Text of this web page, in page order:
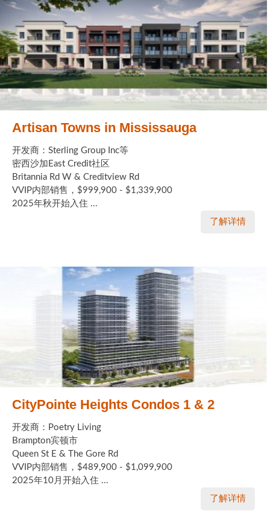
Artisan Towns in Mississauga
开发商：Sterling Group Inc等
密西沙加East Credit社区
Britannia Rd W & Creditview Rd
VVIP内部销售，$999,900 - $1,339,900
2025年秋开始入住 ...
了解详情
CityPointe Heights Condos 1 & 2
开发商：Poetry Living
Brampton宾顿市
Queen St E & The Gore Rd
VVIP内部销售，$489,900 - $1,099,900
2025年10月开始入住 ...
了解详情